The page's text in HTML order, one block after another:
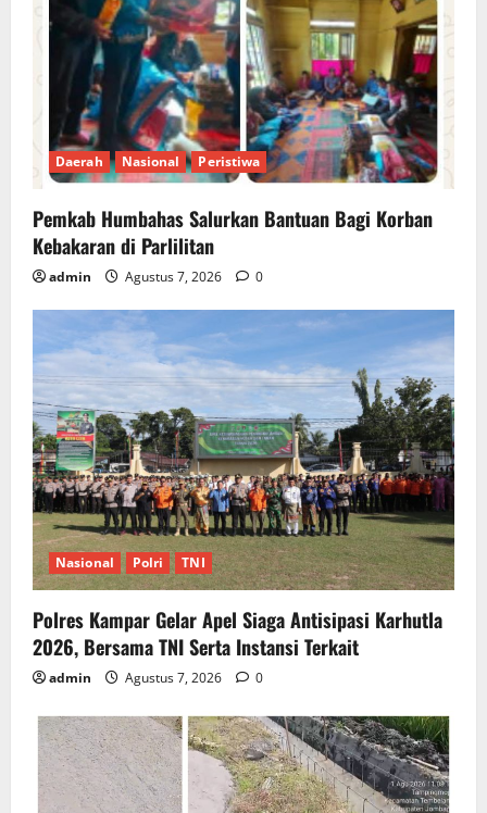
Daerah Nasional Peristiwa
Pemkab Humbahas Salurkan Bantuan Bagi Korban
Kebakaran di Parlilitan
admin Agustus 7, 2026 0
Nasional Polri TNI
Polres Kampar Gelar Apel Siaga Antisipasi Karhutla
2026, Bersama TNI Serta Instansi Terkait
admin Agustus 7, 2026 0